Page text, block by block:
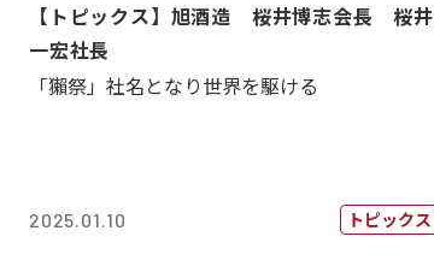
【トピックス】旭酒造 桜井博志会長 桜井
一宏社長
「獺祭」社名となり世界を駆ける
2025.01.10 トピックス